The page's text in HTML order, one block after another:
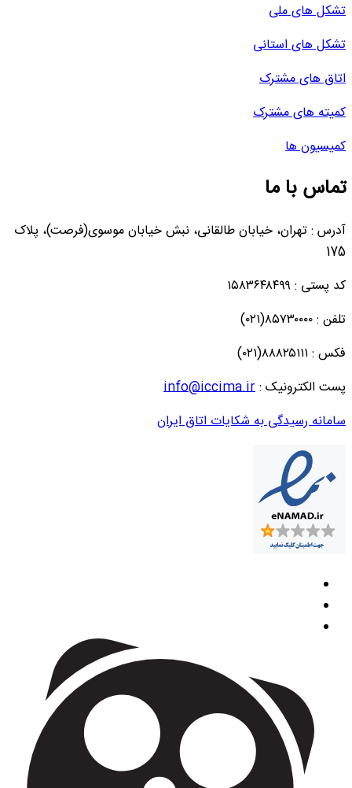
تشکل های ملی
تشکل های استانی
اتاق های مشترک
کمیته های مشترک
کمیسیون ها
تماس با ما
آدرس : تهران، خیابان طالقانی، نبش خیابان موسوی(فرصت)، پلاک
175
کد پستی : ۱۵۸۳۶۴۸۴۹۹
تلفن : ۸۵۷۳۰۰۰۰(۰۲۱)
فکس : ۸۸۸۲۵۱۱۱(۰۲۱)
پست الکترونیک :info@iccima.ir
سامانه رسیدگی به شکایات اتاق ایران